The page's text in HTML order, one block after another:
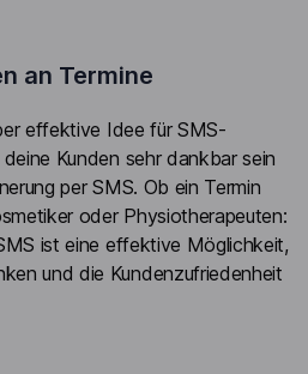
an Termine
effektive Idee für SMS-
Kunden sehr dankbar sein
per SMS. Ob ein Termin
oder Physiotherapeuten:
ist eine effektive Möglichkeit,
und die Kundenzufriedenheit